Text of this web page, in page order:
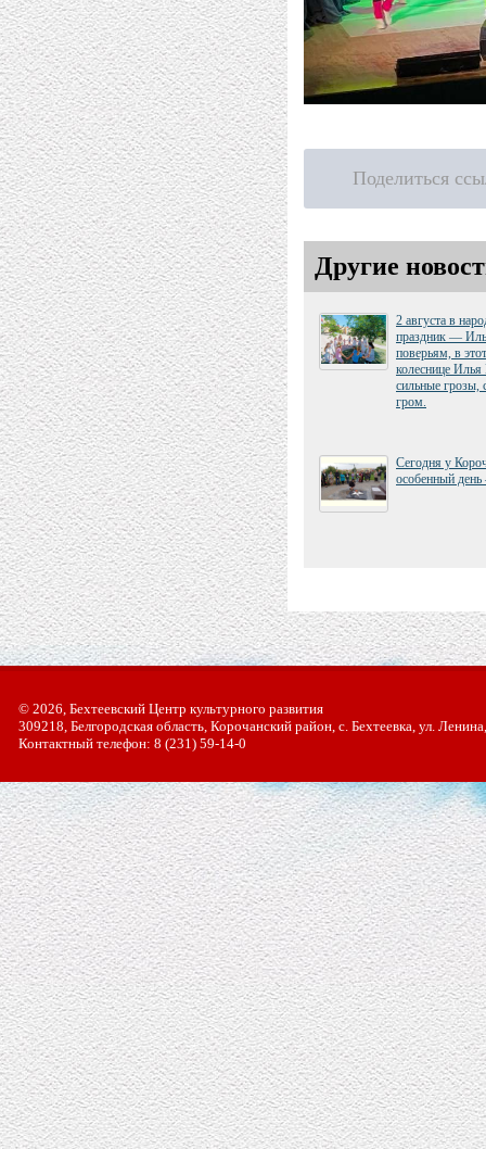
Поделиться
Другие
2 августа в
праздник —
поверьям, в
колеснице
сильные грозы,
гром.
Сегодня у
особенный
© 2026, Бехтеевский Центр культурного развития
309218, Белгородская область, Корочанский район, с. Бехтеевка, ул.
Контактный телефон: 8 (231) 59-14-0